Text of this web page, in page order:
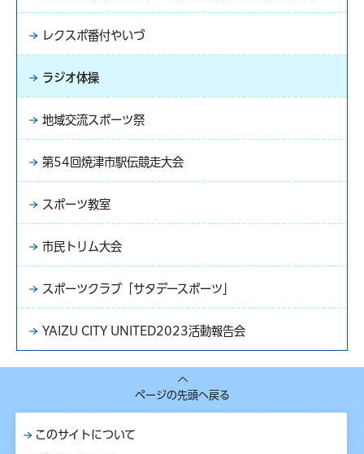
レクスポ番付やいづ
ラジオ体操
地域交流スポーツ祭
第54回焼津市駅伝競走大会
スポーツ教室
市民トリム大会
スポーツクラブ「サタデースポーツ」
YAIZU CITY UNITED2023活動報告会
ページの先頭へ戻る
このサイトについて